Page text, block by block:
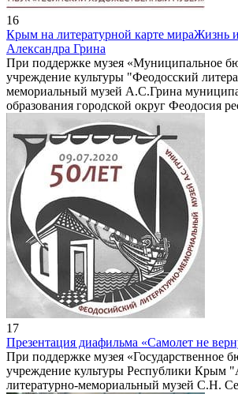
16
Крым на литературной карте мираЖизнь
Александра Грина
При поддержке музея «Муниципальное
учреждение культуры "Феодосский
мемориальный музей А.С.Грина
образования городской округ Феодосия
17
Презентация диафильма «Самолет не
При поддержке музея «Государственное
учреждение культуры Республики Крым
литературно-мемориальный музей С.Н.